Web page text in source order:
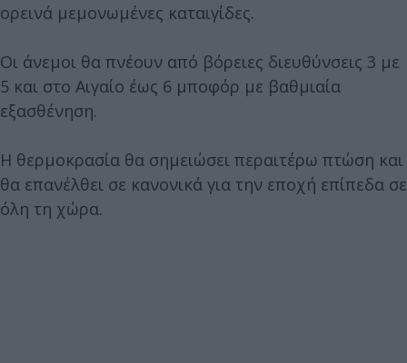
ορεινά μεμονωμένες καταιγίδες.
Οι άνεμοι θα πνέουν από βόρειες διευθύνσεις 3 με
5 και στο Αιγαίο έως 6 μποφόρ με βαθμιαία
εξασθένηση.
Η θερμοκρασία θα σημειώσει περαιτέρω πτώση και
θα επανέλθει σε κανονικά για την εποχή επίπεδα σε
όλη τη χώρα.